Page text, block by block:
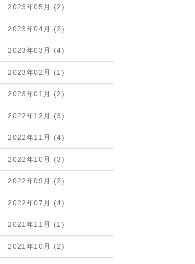
2023年05月 (2)
2023年04月 (2)
2023年03月 (4)
2023年02月 (1)
2023年01月 (2)
2022年12月 (3)
2022年11月 (4)
2022年10月 (3)
2022年09月 (2)
2022年07月 (4)
2021年11月 (1)
2021年10月 (2)